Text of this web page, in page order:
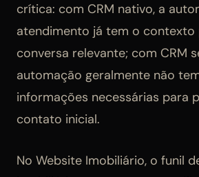
crítica: com CRM nativo, a
atendimento já tem o contexto
conversa relevante; com CRM
automação geralmente não
informações necessárias para
contato inicial.
No Website Imobiliário, o funil